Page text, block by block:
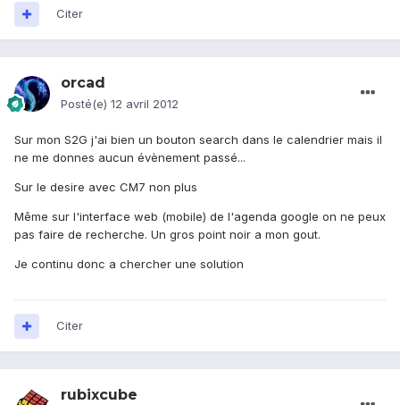
Citer
orcad
Posté(e) 12 avril 2012
Sur mon S2G j'ai bien un bouton search dans le calendrier mais il
ne me donnes aucun évènement passé...
Sur le desire avec CM7 non plus
Même sur l'interface web (mobile) de l'agenda google on ne peux
pas faire de recherche. Un gros point noir a mon gout.
Je continu donc a chercher une solution
Citer
rubixcube